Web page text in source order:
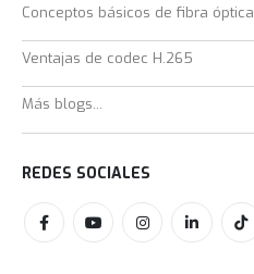
Conceptos básicos de fibra óptica
Ventajas de codec H.265
Más blogs...
REDES SOCIALES